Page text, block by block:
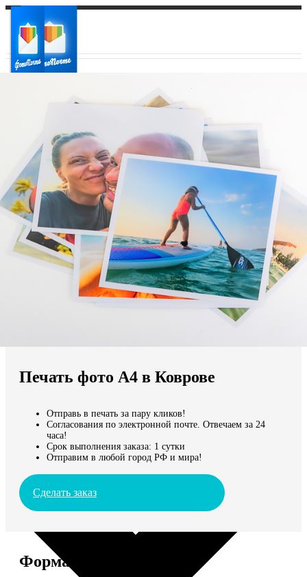
Ваш регион доставки
Выберите из списка:
Мы доставляем по всему миру
Продолжить без города
Печать фото А4 в Коврове
Отправь в печать за пару кликов!
Согласования по электронной почте. Отвечаем за 24
часа!
Срок выполнения заказа: 1 сутки
Отправим в любой город РФ и мира!
Сделать заказ
Форматы и цены